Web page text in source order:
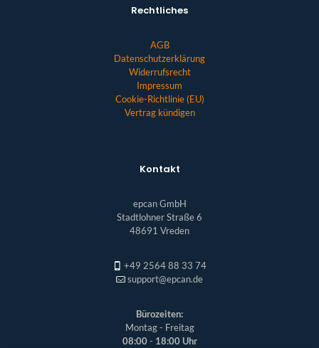
Rechtliches
AGB
Datenschutzerklärung
Widerrufsrecht
Impressum
Cookie-Richtlinie (EU)
Vertrag kündigen
Kontakt
epcan GmbH
Stadtlohner Straße 6
48691 Vreden
+49 2564 88 33 74
support@epcan.de
Bürozeiten:
Montag - Freitag
08:00- 18:00 Uhr